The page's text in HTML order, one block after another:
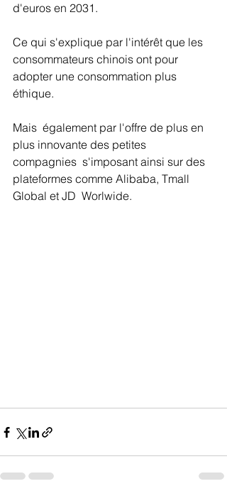
d'euros en 2031.
Ce qui s'explique par l'intérêt que les
consommateurs chinois ont pour
adopter une consommation plus
éthique.
Mais  également par l'offre de plus en
plus innovante des petites
compagnies  s'imposant ainsi sur des
plateformes comme Alibaba, Tmall
Global et JD  Worlwide.